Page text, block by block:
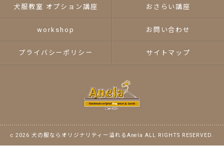
犬服教室 オプション講座 おさらい講座
workshop お問い合わせ
プライバシーポリシー サイトマップ
c 2026 犬の服ならオリジナリティー溢れるAnela ALL RIGHTS RESERVED.